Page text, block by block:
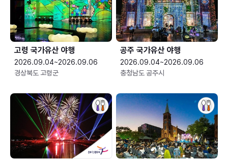
고령 국가유산 야행
2026.09.04~2026.09.06
경상북도 고령군
공주 국가유산 야행
2026.09.04~2026.09.06
충청남도 공주시